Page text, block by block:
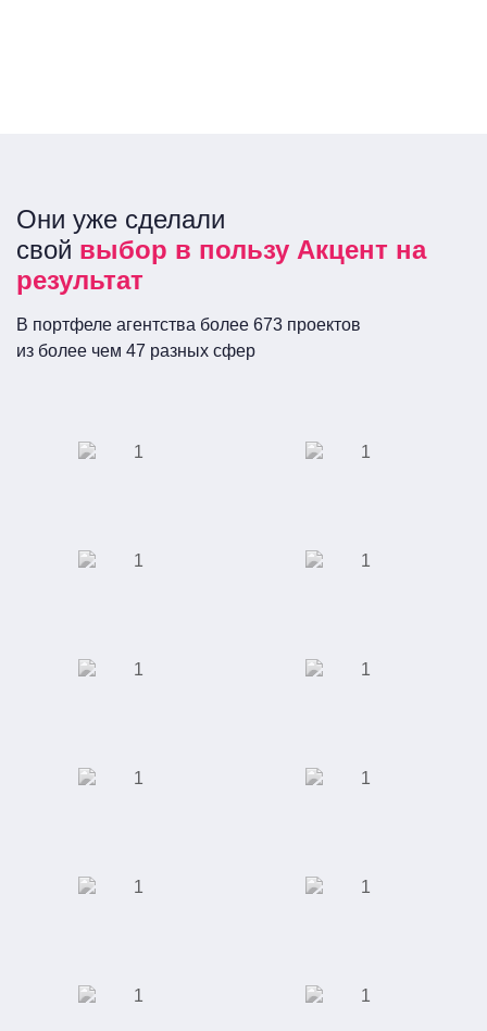
Они уже сделали
свой выбор в пользу Акцент на
результат
В портфеле агентства более 673 проектов
из более чем 47 разных сфер